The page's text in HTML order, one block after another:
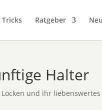
Ratgeber
Halter
und ihr liebenswertes